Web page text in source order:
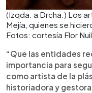
(Izqda. a Drcha.) Los
Mejía, quienes se
Fotos: cortesía Flor
“Que las entidades
importancia para
como artista de la
historiadora y